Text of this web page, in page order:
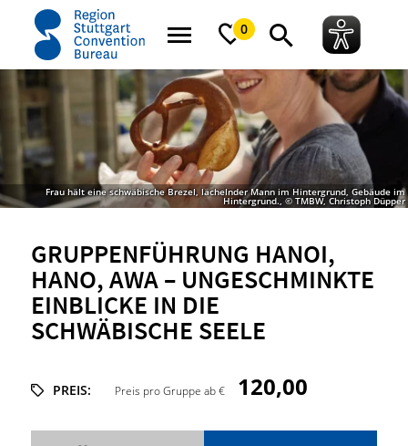
0
Startseite Gruppenführung Hanoi, hano, awa – Ungeschminkte Einblicke
Frau hält eine schwäbische Brezel, lächelnder Mann im Hintergrund, Gebäude im
Hintergrund., © TMBW, Christoph Düpper
GRUPPENFÜHRUNG HANOI,
HANO, AWA – UNGESCHMINKTE
EINBLICKE IN DIE
SCHWÄBISCHE SEELE
PREIS: Preis pro Gruppe ab € 120,00